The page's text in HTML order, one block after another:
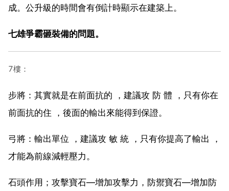
成。公升級的時間會有倒計時顯示在建築上。
七雄爭霸砸裝備的問題。
7樓：
步將：其實就是在前面抗的 ，建議攻 防 體 ，只有你在
前面抗的住 ，後面的輸出來能得到保證。
弓將：輸出單位 ，建議攻 敏 統 ，只有你提高了輸出 ，
才能為前線減輕壓力。
石頭作用；攻擊寶石—增加攻擊力，防禦寶石—增加防